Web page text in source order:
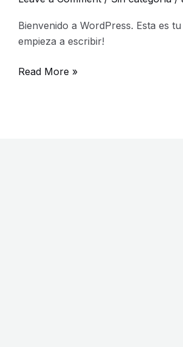
Bienvenido a WordPress. Esta es
empieza a escribir!
Read More »